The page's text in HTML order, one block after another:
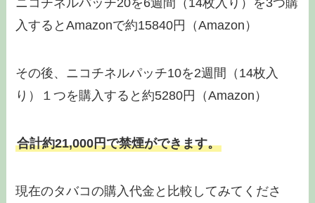
ニコチネルパッチ20を6週間（14枚入り）を3つ購
入するとAmazonで約15840円（Amazon）
その後、ニコチネルパッチ10を2週間（14枚入
り）１つを購入すると約5280円（Amazon）
合計約21,000円で禁煙ができます。
現在のタバコの購入代金と比較してみてくださ